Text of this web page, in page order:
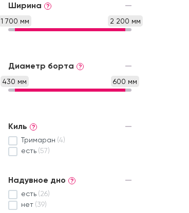
Ширина ?
1 700 мм 2 200 мм
Диаметр борта ?
430 мм 600 мм
Киль ?
Тримаран (4)
есть (57)
Надувное дно ?
есть (26)
нет (39)